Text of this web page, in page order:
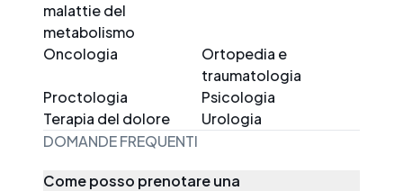
malattie del
metabolismo
Oncologia
Ortopedia e
traumatologia
Proctologia
Psicologia
Terapia del dolore
Urologia
DOMANDE FREQUENTI
Come posso prenotare una